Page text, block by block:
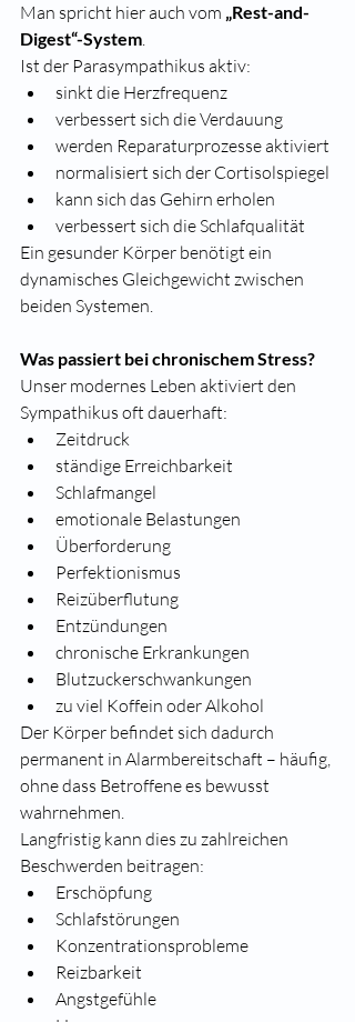
Man spricht hier auch vom „Rest-and-
Digest“-System.
Ist der Parasympathikus aktiv:
sinkt die Herzfrequenz
verbessert sich die Verdauung
werden Reparaturprozesse aktiviert
normalisiert sich der Cortisolspiegel
kann sich das Gehirn erholen
verbessert sich die Schlafqualität
Ein gesunder Körper benötigt ein
dynamisches Gleichgewicht zwischen
beiden Systemen.
Was passiert bei chronischem Stress?
Unser modernes Leben aktiviert den
Sympathikus oft dauerhaft:
Zeitdruck
ständige Erreichbarkeit
Schlafmangel
emotionale Belastungen
Überforderung
Perfektionismus
Reizüberflutung
Entzündungen
chronische Erkrankungen
Blutzuckerschwankungen
zu viel Koffein oder Alkohol
Der Körper befindet sich dadurch
permanent in Alarmbereitschaft – häufig,
ohne dass Betroffene es bewusst
wahrnehmen.
Langfristig kann dies zu zahlreichen
Beschwerden beitragen:
Erschöpfung
Schlafstörungen
Konzentrationsprobleme
Reizbarkeit
Angstgefühle